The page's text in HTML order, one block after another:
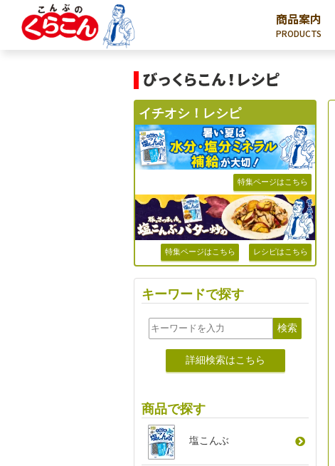
商品案内
PRODUCTS
イチオシ！レシピ
特集ページはこちら
特集ページはこちら レシピはこちら
キーワードで探す
詳細検索はこちら
商品で探す
塩こんぶ